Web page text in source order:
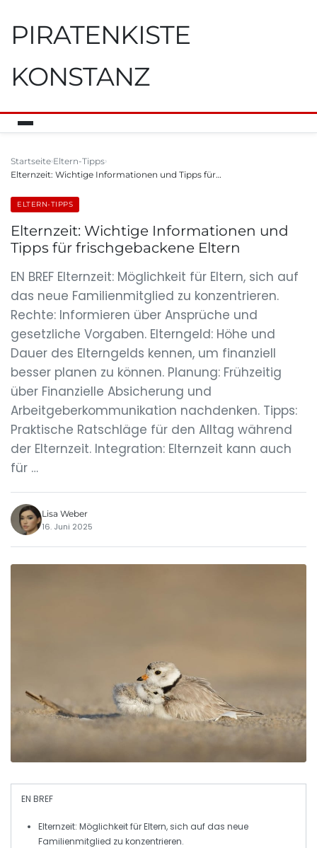
PIRATENKISTE
KONSTANZ
Startseite Eltern-Tipps
Elternzeit: Wichtige Informationen und Tipps für…
ELTERN-TIPPS
Elternzeit: Wichtige Informationen und
Tipps für frischgebackene Eltern
EN BREF Elternzeit: Möglichkeit für Eltern, sich auf
das neue Familienmitglied zu konzentrieren.
Rechte: Informieren über Ansprüche und
gesetzliche Vorgaben. Elterngeld: Höhe und
Dauer des Elterngelds kennen, um finanziell
besser planen zu können. Planung: Frühzeitig
über Finanzielle Absicherung und
Arbeitgeberkommunikation nachdenken. Tipps:
Praktische Ratschläge für den Alltag während
der Elternzeit. Integration: Elternzeit kann auch
für …
Lisa Weber
16. Juni 2025
EN BREF
Elternzeit: Möglichkeit für Eltern, sich auf das neue
Familienmitglied zu konzentrieren.